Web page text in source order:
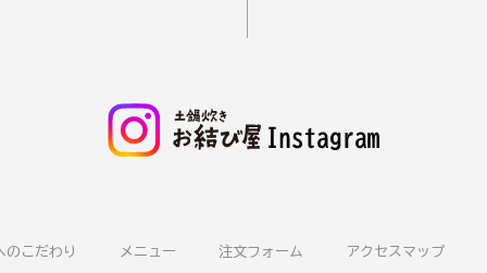
のこだわり メニュー 注文フォーム アクセスマップ